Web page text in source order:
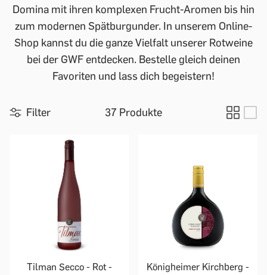
Domina mit ihren komplexen Frucht-Aromen bis hin
zum modernen Spätburgunder. In unserem Online-
Shop kannst du die ganze Vielfalt unserer Rotweine
bei der GWF entdecken. Bestelle gleich deinen
Favoriten und lass dich begeistern!
Filter 37 Produkte
Tilman Secco - Rot -
Königheimer Kirchberg -